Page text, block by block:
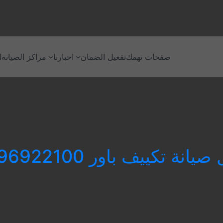
مراكز الصيانة اخبارنا تفعيل الضمانصفحات تهمك
تكييف باور 01096922100